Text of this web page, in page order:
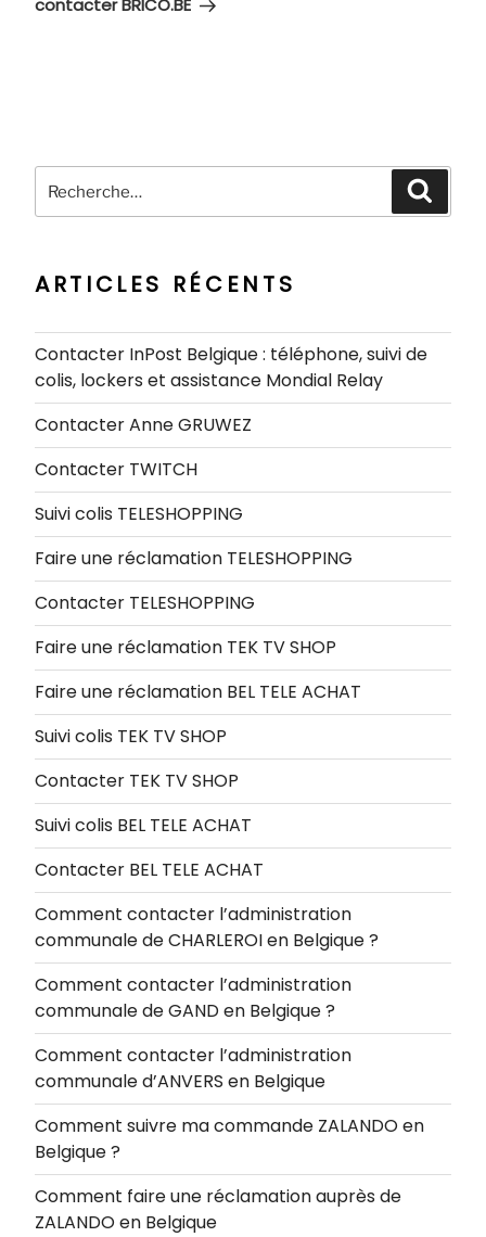
contacter BRICO.BE
pour
ARTICLES RÉCENTS
Contacter InPost Belgique : téléphone, suivi de
colis, lockers et assistance Mondial Relay
Contacter Anne GRUWEZ
Contacter TWITCH
Suivi colis TELESHOPPING
Faire une réclamation TELESHOPPING
Contacter TELESHOPPING
Faire une réclamation TEK TV SHOP
Faire une réclamation BEL TELE ACHAT
Suivi colis TEK TV SHOP
Contacter TEK TV SHOP
Suivi colis BEL TELE ACHAT
Contacter BEL TELE ACHAT
Comment contacter l’administration
communale de CHARLEROI en Belgique ?
Comment contacter l’administration
communale de GAND en Belgique ?
Comment contacter l’administration
communale d’ANVERS en Belgique
Comment suivre ma commande ZALANDO en
Belgique ?
Comment faire une réclamation auprès de
ZALANDO en Belgique